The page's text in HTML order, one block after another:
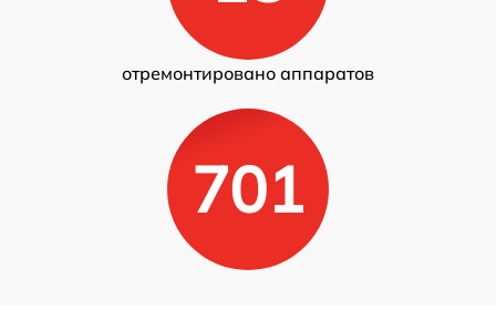
отремонтировано аппаратов
701